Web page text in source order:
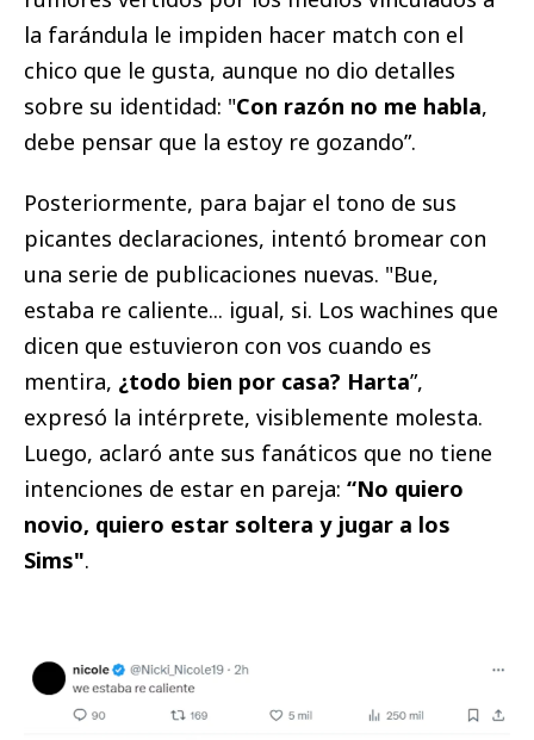
la farándula le impiden hacer match con el
chico que le gusta, aunque no dio detalles
sobre su identidad: "Con razón no me habla,
debe pensar que la estoy re gozando”.
Posteriormente, para bajar el tono de sus
picantes declaraciones, intentó bromear con
una serie de publicaciones nuevas. "Bue,
estaba re caliente... igual, si. Los wachines que
dicen que estuvieron con vos cuando es
mentira, ¿todo bien por casa? Harta”,
expresó la intérprete, visiblemente molesta.
Luego, aclaró ante sus fanáticos que no tiene
intenciones de estar en pareja: “No quiero
novio, quiero estar soltera y jugar a los
Sims".